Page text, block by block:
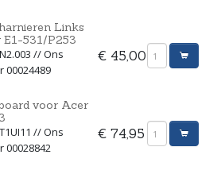
Links
E1-531/P253
// Ons
00024489
€ 45,00
voor Acer
// Ons
00028842
€ 74,95